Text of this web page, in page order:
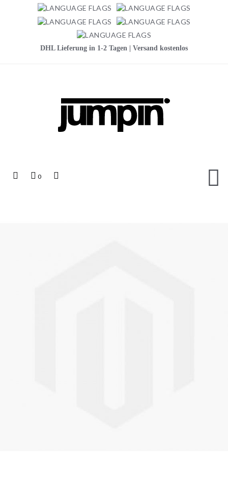
DHL Lieferung in 1-2 Tagen | Versand kostenlos
Mein
0